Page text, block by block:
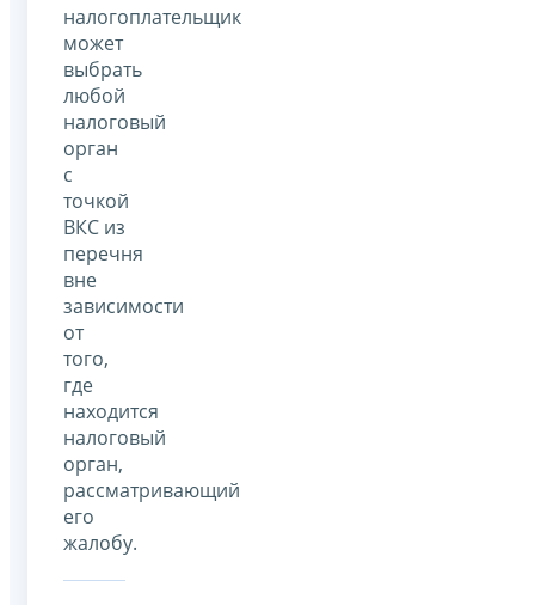
налогоплательщик
может
выбрать
любой
налоговый
орган
с
точкой
ВКС из
перечня
вне
зависимости
от
того,
где
находится
налоговый
орган,
рассматривающий
его
жалобу.